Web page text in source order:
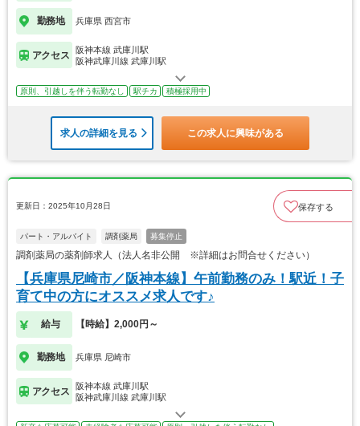
勤務地 兵庫県 西宮市
アクセス
阪神本線 武庫川駅
阪神武庫川線 武庫川駅
原則、引越しを伴う転勤なし 駅チカ 積極採用中
求人の詳細を見る この求人に興味がある
更新日：2025年10月28日 保存する
パート・アルバイト 調剤薬局 募集停止
調剤薬局の薬剤師求人（法人名非公開 ※詳細はお問合せください）
【兵庫県尼崎市／阪神本線】午前勤務のみ！駅近！子
育て中の方にオススメ求人です♪
給与 【時給】2,000円～
勤務地 兵庫県 尼崎市
アクセス
阪神本線 武庫川駅
阪神武庫川線 武庫川駅